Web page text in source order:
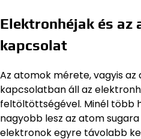
Elektronhéjak és
kapcsolat
Az atomok mérete, vagyis
kapcsolatban áll az
feltöltöttségével. Minél több
nagyobb lesz az atom sugara
elektronok egyre távolabb